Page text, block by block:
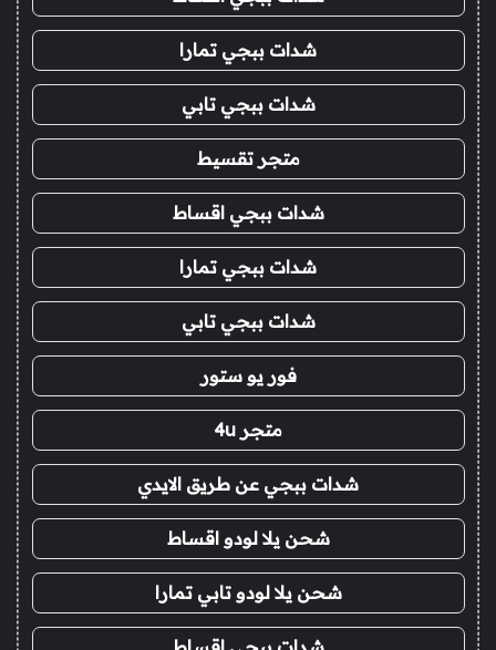
شدات ببجي تمارا
شدات ببجي تابي
متجر تقسيط
شدات ببجي اقساط
شدات ببجي تمارا
شدات ببجي تابي
فور يو ستور
متجر 4u
شدات ببجي عن طريق الايدي
شحن يلا لودو اقساط
شحن يلا لودو تابي تمارا